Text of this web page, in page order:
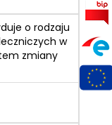
o rodzaju
w
zmiany